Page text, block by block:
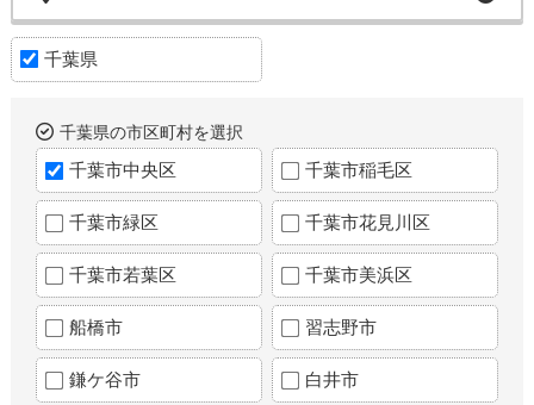
千葉県
千葉県の市区町村を選択
千葉市中央区 千葉市稲毛区
千葉市緑区 千葉市花見川区
千葉市若葉区 千葉市美浜区
船橋市 習志野市
鎌ケ谷市 白井市